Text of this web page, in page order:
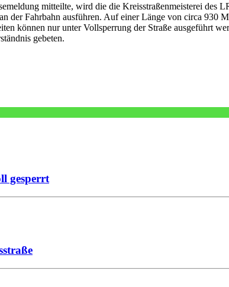
mitteilte, wird die die Kreisstraßenmeisterei des
der Fahrbahn ausführen. Auf einer Länge von circa 930
können nur unter Vollsperrung der Straße ausgeführt
gebeten.
gesperrt